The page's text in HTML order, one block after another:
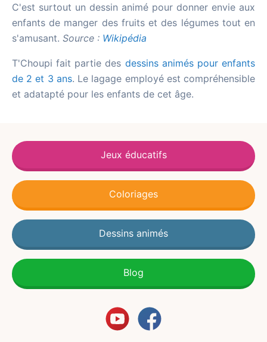
C'est surtout un dessin animé pour donner envie aux
enfants de manger des fruits et des légumes tout en
s'amusant. Source : Wikipédia
T'Choupi fait partie des dessins animés pour enfants
de 2 et 3 ans. Le lagage employé est compréhensible
et adatapté pour les enfants de cet âge.
Jeux éducatifs
Coloriages
Dessins animés
Blog